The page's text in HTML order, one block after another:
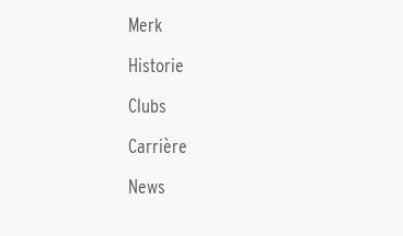
Merk
Historie
Clubs
Carrière
News